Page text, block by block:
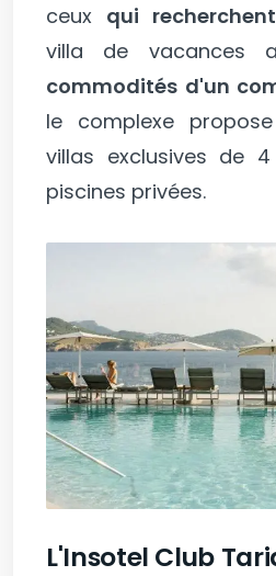
ceux qui
villa de vacances
commodités d'un
le complexe
villas exclusives de
piscines privées.
L'Insotel Club